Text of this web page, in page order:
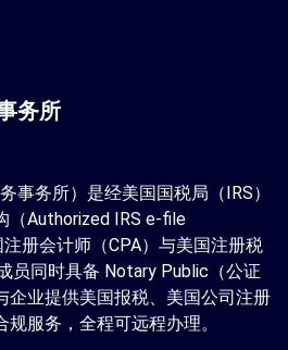
务所
事务所）是经美国国税局（IRS）
（Authorized IRS e-file
册会计师（CPA）与美国注册税
员同时具备 Notary Public（公证
企业提供美国报税、美国公司注册
服务，全程可远程办理。